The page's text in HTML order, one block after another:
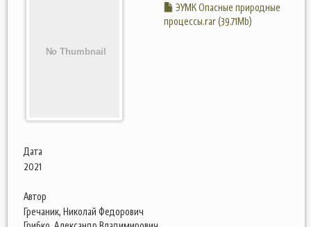
ЭУМК Опасные природные
процессы.rar (39.71Mb)
Дата
2021
Автор
Гречаник, Николай Федорович